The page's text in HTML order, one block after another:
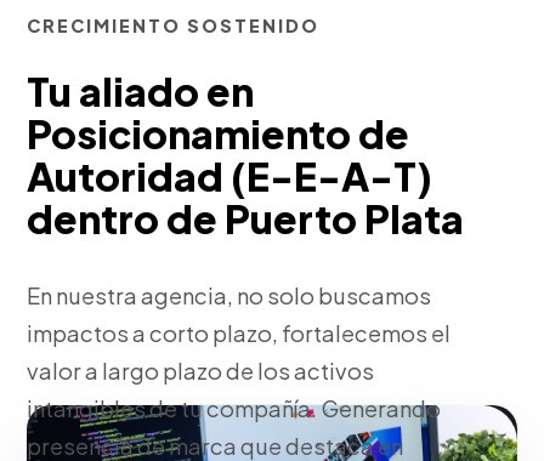
CRECIMIENTO SOSTENIDO
Tu aliado en
Posicionamiento de
Autoridad (E-E-A-T)
dentro de Puerto Plata
En nuestra agencia, no solo buscamos
impactos a corto plazo, fortalecemos el
valor a largo plazo de los activos
intangibles de tu compañía. Generando
presencia de marca que destaca en